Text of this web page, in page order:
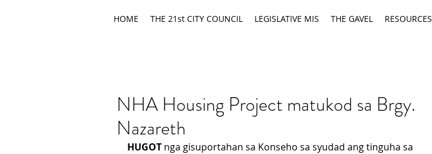
HOME THE 21st CITY COUNCIL LEGISLATIVE MIS THE GAVEL RESOURCES
NHA Housing Project matukod sa Brgy.
Nazareth
HUGOT nga gisuportahan sa Konseho sa syudad ang tinguha sa